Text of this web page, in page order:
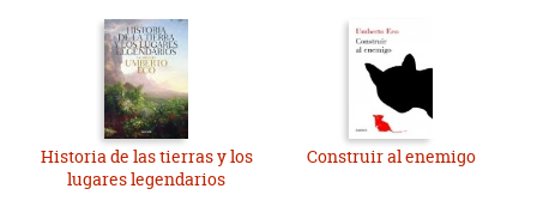
Historia de las tierras y los
lugares legendarios
Construir al enemigo